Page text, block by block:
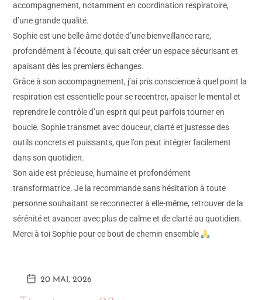
accompagnement, notamment en coordination respiratoire,
d’une grande qualité.
Sophie est une belle âme dotée d’une bienveillance rare,
profondément à l’écoute, qui sait créer un espace sécurisant et
apaisant dès les premiers échanges.
Grâce à son accompagnement, j’ai pris conscience à quel point la
respiration est essentielle pour se recentrer, apaiser le mental et
reprendre le contrôle d’un esprit qui peut parfois tourner en
boucle. Sophie transmet avec douceur, clarté et justesse des
outils concrets et puissants, que l’on peut intégrer facilement
dans son quotidien.
Son aide est précieuse, humaine et profondément
transformatrice. Je la recommande sans hésitation à toute
personne souhaitant se reconnecter à elle-même, retrouver de la
sérénité et avancer avec plus de calme et de clarté au quotidien.
Merci à toi Sophie pour ce bout de chemin ensemble
20 MAI, 2026